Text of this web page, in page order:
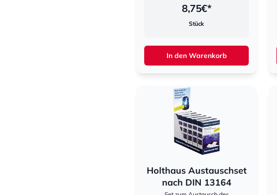
8,75€*
Stück
In den Warenkorb
Holthaus Austauschset
nach DIN 13164